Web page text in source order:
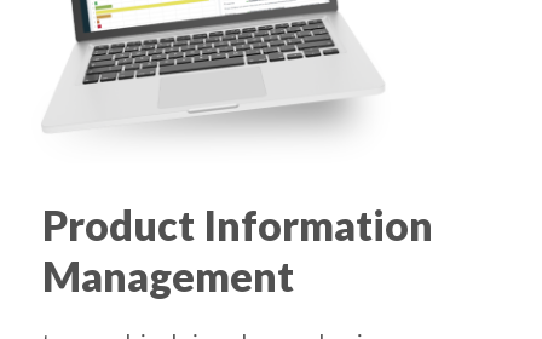
Product Information
Management